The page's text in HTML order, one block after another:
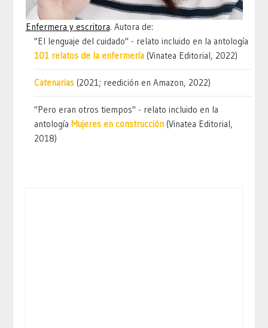
Enfermera y escritora. Autora de:
"El lenguaje del cuidado" - relato incluido en la antología
101 relatos de la enfermería (Vinatea Editorial, 2022)
Catenarias (2021; reedición en Amazon, 2022)
"Pero eran otros tiempos" - relato incluido en la
antología Mujeres en construcción (Vinatea Editorial,
2018)